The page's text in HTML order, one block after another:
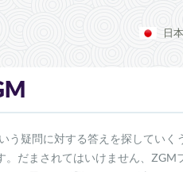
日
う疑問に対する答えを探してい
。だまされてはいけません、